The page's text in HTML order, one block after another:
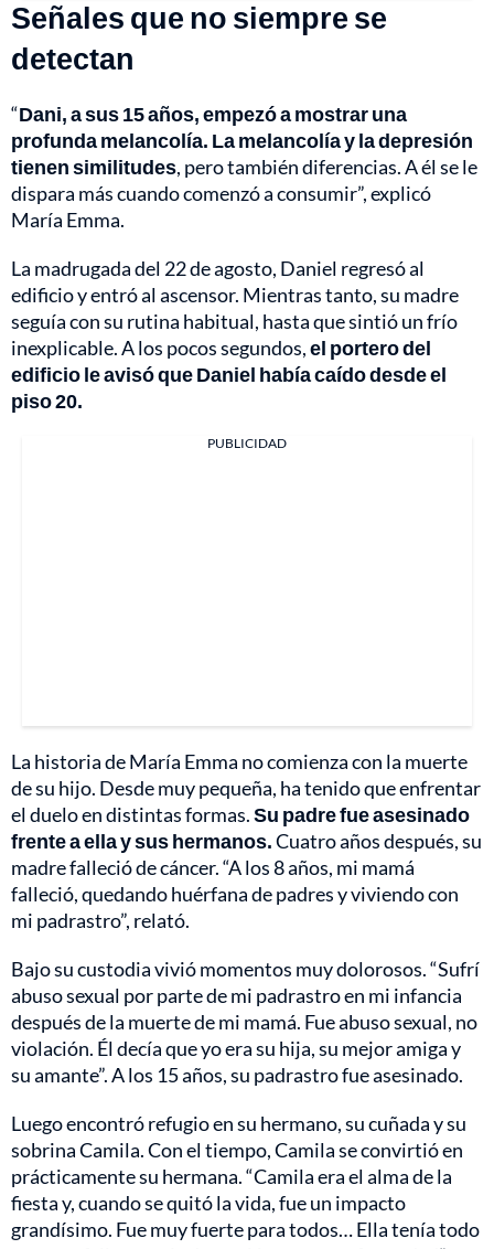
Señales que no siempre se
detectan
“Dani, a sus 15 años, empezó a mostrar una
profunda melancolía. La melancolía y la depresión
tienen similitudes, pero también diferencias. A él se le
dispara más cuando comenzó a consumir”, explicó
María Emma.
La madrugada del 22 de agosto, Daniel regresó al
edificio y entró al ascensor. Mientras tanto, su madre
seguía con su rutina habitual, hasta que sintió un frío
inexplicable. A los pocos segundos,el portero del
edificio le avisó que Daniel había caído desde el
piso 20.
PUBLICIDAD
La historia de María Emma no comienza con la muerte
de su hijo. Desde muy pequeña, ha tenido que enfrentar
el duelo en distintas formas.Su padre fue asesinado
frente a ella y sus hermanos.Cuatro años después, su
madre falleció de cáncer. “A los 8 años, mi mamá
falleció, quedando huérfana de padres y viviendo con
mi padrastro”, relató.
Bajo su custodia vivió momentos muy dolorosos. “Sufrí
abuso sexual por parte de mi padrastro en mi infancia
después de la muerte de mi mamá. Fue abuso sexual, no
violación. Él decía que yo era su hija, su mejor amiga y
su amante”. A los 15 años, su padrastro fue asesinado.
Luego encontró refugio en su hermano, su cuñada y su
sobrina Camila. Con el tiempo, Camila se convirtió en
prácticamente su hermana. “Camila era el alma de la
fiesta y, cuando se quitó la vida, fue un impacto
grandísimo. Fue muy fuerte para todos… Ella tenía todo